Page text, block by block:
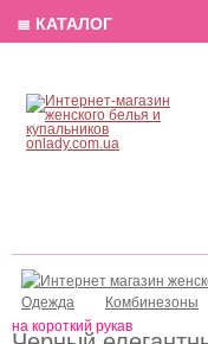
Одежда Комбинезоны
на короткий рукав
≣ КАТАЛОГ